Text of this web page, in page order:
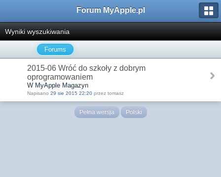
Forum MyApple.pl
Wyniki wyszukiwania
Forums
2015-06 Wróć do szkoły z dobrym
oprogramowaniem
W MyApple Magazyn
Napisano 29 sie 2015 22:20 przez tomasz
Pełna wersja Polski